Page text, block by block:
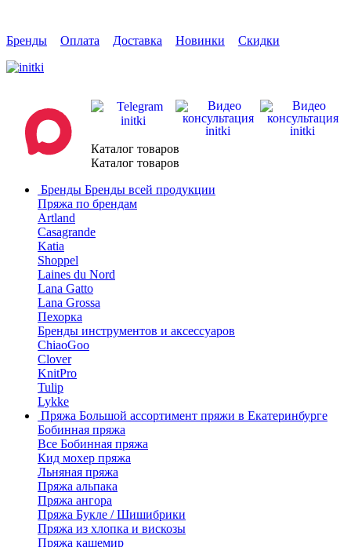
Бренды Оплата Доставка Новинки Скидки
Каталог товаров
Каталог товаров
Бренды Бренды всей продукции
Пряжа по брендам
Artland
Casagrande
Katia
Shoppel
Laines du Nord
Lana Gatto
Lana Grossa
Пехорка
Бренды инструментов и аксессуаров
ChiaoGoo
Clover
KnitPro
Tulip
Lykke
Пряжа Большой ассортимент пряжи в Екатеринбурге
Бобинная пряжа
Все Бобинная пряжа
Кид мохер пряжа
Льняная пряжа
Пряжа альпака
Пряжа ангора
Пряжа Букле / Шишибрики
Пряжа из хлопка и вискозы
Пряжа кашемир